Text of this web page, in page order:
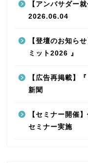
【アンバサダー
2026.06.04
【登壇のお知ら
ミット2026 』
【広告再掲載】
新聞
【セミナー開催
セミナー実施